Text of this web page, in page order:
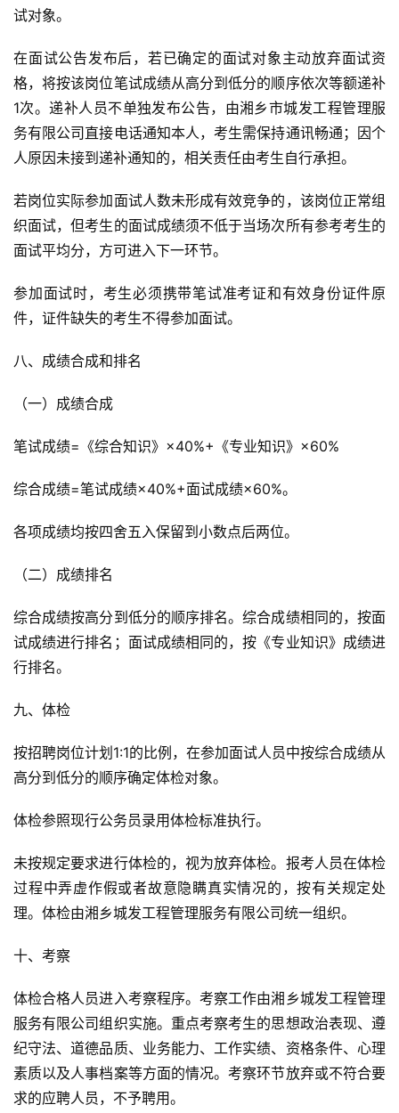
试对象。
在面试公告发布后，若已确定的面试对象主动放弃面试资
格，将按该岗位笔试成绩从高分到低分的顺序依次等额递补
1次。递补人员不单独发布公告，由湘乡市城发工程管理服
务有限公司直接电话通知本人，考生需保持通讯畅通；因个
人原因未接到递补通知的，相关责任由考生自行承担。
若岗位实际参加面试人数未形成有效竞争的，该岗位正常组
织面试，但考生的面试成绩须不低于当场次所有参考考生的
面试平均分，方可进入下一环节。
参加面试时，考生必须携带笔试准考证和有效身份证件原
件，证件缺失的考生不得参加面试。
八、成绩合成和排名
（一）成绩合成
笔试成绩=《综合知识》×40%+《专业知识》×60%
综合成绩=笔试成绩×40%+面试成绩×60%。
各项成绩均按四舍五入保留到小数点后两位。
（二）成绩排名
综合成绩按高分到低分的顺序排名。综合成绩相同的，按面
试成绩进行排名；面试成绩相同的，按《专业知识》成绩进
行排名。
九、体检
按招聘岗位计划1:1的比例，在参加面试人员中按综合成绩从
高分到低分的顺序确定体检对象。
体检参照现行公务员录用体检标准执行。
未按规定要求进行体检的，视为放弃体检。报考人员在体检
过程中弄虚作假或者故意隐瞒真实情况的，按有关规定处
理。体检由湘乡城发工程管理服务有限公司统一组织。
十、考察
体检合格人员进入考察程序。考察工作由湘乡城发工程管理
服务有限公司组织实施。重点考察考生的思想政治表现、遵
纪守法、道德品质、业务能力、工作实绩、资格条件、心理
素质以及人事档案等方面的情况。考察环节放弃或不符合要
求的应聘人员，不予聘用。